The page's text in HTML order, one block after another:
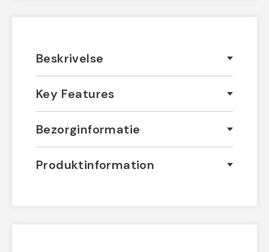
Beskrivelse
Key Features
Bezorginformatie
Produktinformation